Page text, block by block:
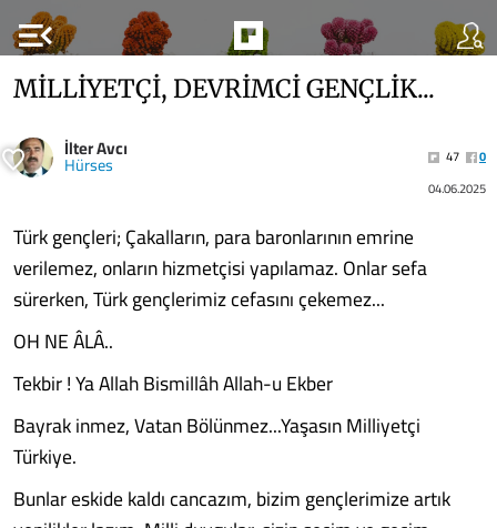
menu_open
MİLLİYETÇİ, DEVRİMCİ GENÇLİK...
İlter Avcı
Hürses 47
0
04.06.2025
Türk gençleri; Çakalların, para baronlarının emrine
verilemez, onların hizmetçisi yapılamaz. Onlar sefa
sürerken, Türk gençlerimiz cefasını çekemez...
OH NE ÂLÂ..
Tekbir ! Ya Allah Bismillâh Allah-u Ekber
Bayrak inmez, Vatan Bölünmez...Yaşasın Milliyetçi
Türkiye.
Bunlar eskide kaldı cancazım, bizim gençlerimize artık